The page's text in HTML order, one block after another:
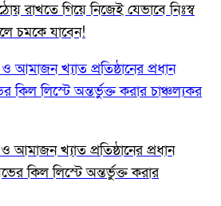
রাখতে গিয়ে নিজেই যেভাবে নিঃস্ব
চমকে যাবেন!
ও আমাজন খ্যাত প্রতিষ্ঠানের প্রধান
কিল লিস্টে অন্তর্ভুক্ত করার